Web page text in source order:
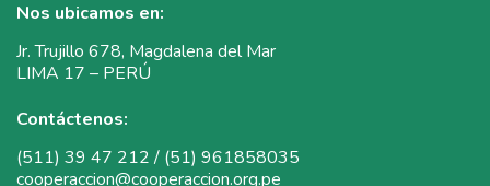
Nos ubicamos en:
Jr. Trujillo 678, Magdalena del Mar
LIMA 17 – PERÚ
Contáctenos:
(511) 39 47 212 / (51) 961858035
cooperaccion@cooperaccion.org.pe